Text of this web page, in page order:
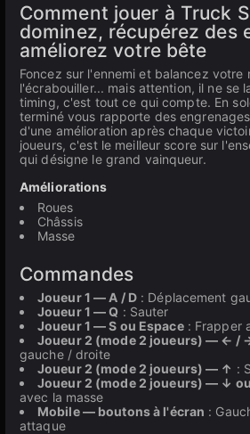
Comment jouer à Truck
dominez, récupérez des
améliorez votre bête
Foncez sur l'ennemi et balancez votre
l'écrabouiller... mais attention, il ne se
timing, c'est tout ce qui compte. En
terminé vous rapporte des
d'une amélioration après chaque
joueurs, c'est le meilleur score sur
qui désigne le grand vainqueur.
Améliorations
Roues
Châssis
Masse
Commandes
Joueur 1 — A / D: Déplacement
Joueur 1 — Q : Sauter
Joueur 1 — S ou Espace: Frapper
Joueur 2 (mode 2 joueurs) — ← /
gauche / droite
Joueur 2 (mode 2 joueurs) — ↑ :
Joueur 2 (mode 2 joueurs) — ↓
avec la masse
Mobile — boutons à l'écran :
attaque